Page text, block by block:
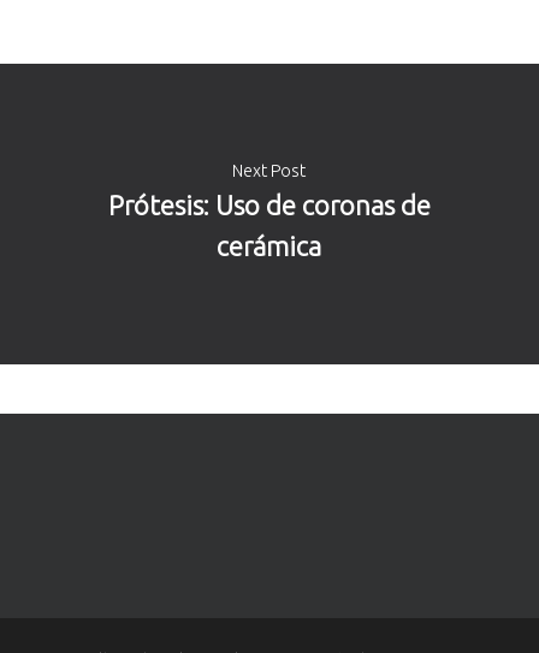
Next Post
Prótesis: Uso de coronas de
cerámica